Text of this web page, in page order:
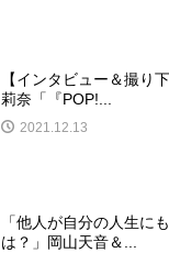
【インタビュー＆撮り
莉奈「『POP!...
2021.12.13
「他人が自分の人生に
は？」岡山天音＆...